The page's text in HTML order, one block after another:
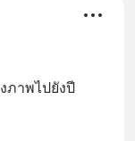
ภาพไปยังปี